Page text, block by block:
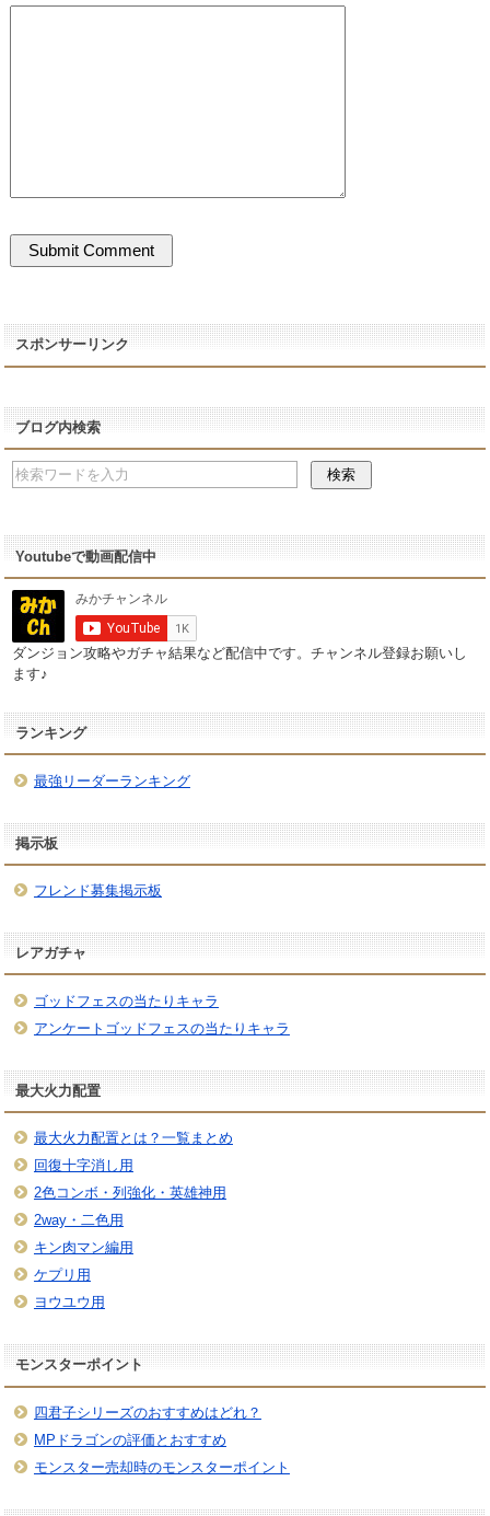
スポンサーリンク
ブログ内検索
Youtubeで動画配信中
ダンジョン攻略やガチャ結果など配信中です。チャンネル登録お願いし
ます♪
ランキング
最強リーダーランキング
掲示板
フレンド募集掲示板
レアガチャ
ゴッドフェスの当たりキャラ
アンケートゴッドフェスの当たりキャラ
最大火力配置
最大火力配置とは？一覧まとめ
回復十字消し用
2色コンボ・列強化・英雄神用
2way・二色用
キン肉マン編用
ケプリ用
ヨウユウ用
モンスターポイント
四君子シリーズのおすすめはどれ？
MPドラゴンの評価とおすすめ
モンスター売却時のモンスターポイント